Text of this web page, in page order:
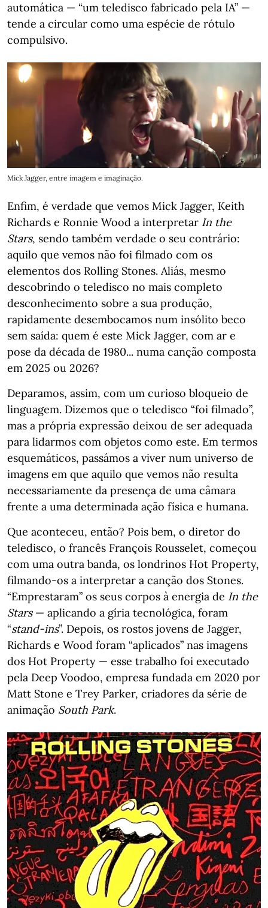
automática — “um teledisco fabricado pela IA” —
tende a circular como uma espécie de rótulo
compulsivo.
Mick Jagger, entre imagem e imaginação.
Enfim, é verdade que vemos Mick Jagger, Keith
Richards e Ronnie Wood a interpretar In the
Stars, sendo também verdade o seu contrário:
aquilo que vemos não foi filmado com os
elementos dos Rolling Stones. Aliás, mesmo
descobrindo o teledisco no mais completo
desconhecimento sobre a sua produção,
rapidamente desembocamos num insólito beco
sem saída: quem é este Mick Jagger, com ar e
pose da década de 1980... numa canção composta
em 2025 ou 2026?
Deparamos, assim, com um curioso bloqueio de
linguagem. Dizemos que o teledisco “foi filmado”,
mas a própria expressão deixou de ser adequada
para lidarmos com objetos como este. Em termos
esquemáticos, passámos a viver num universo de
imagens em que aquilo que vemos não resulta
necessariamente da presença de uma câmara
frente a uma determinada ação física e humana.
Que aconteceu, então? Pois bem, o diretor do
teledisco, o francês François Rousselet, começou
com uma outra banda, os londrinos Hot Property,
filmando-os a interpretar a canção dos Stones.
“Emprestaram” os seus corpos à energia de In the
Stars— aplicando a gíria tecnológica, foram
“stand-ins”. Depois, os rostos jovens de Jagger,
Richards e Wood foram “aplicados” nas imagens
dos Hot Property — esse trabalho foi executado
pela Deep Voodoo, empresa fundada em 2020 por
Matt Stone e Trey Parker, criadores da série de
animação South Park.